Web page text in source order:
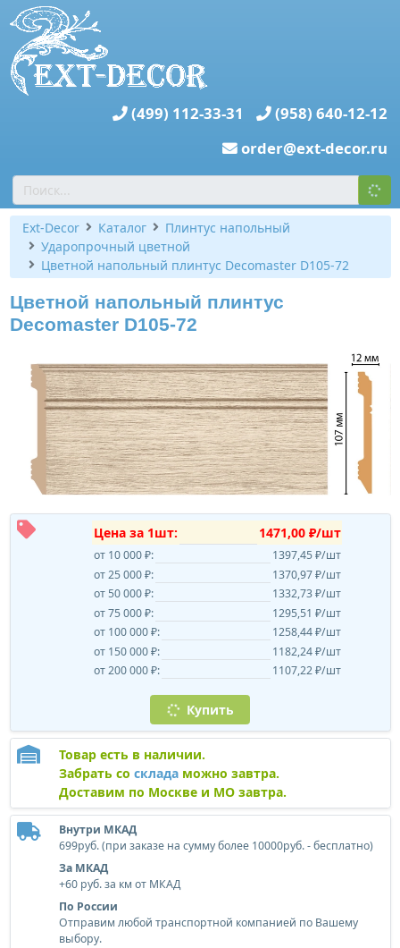
(499) 112-33-31
(958) 640-12-12
order@ext-decor.ru
Ext-Decor Каталог
Плинтус напольный
Ударопрочный цветной
Цветной напольный плинтус Decomaster D105-72
Цветной напольный плинтус
Decomaster D105-72
Цена за 1шт: 1471,00 ₽/шт
от 10 000 ₽:
1397,45 ₽/шт
от 25 000 ₽:
1370,97 ₽/шт
от 50 000 ₽:
1332,73 ₽/шт
от 75 000 ₽:
1295,51 ₽/шт
от 100 000 ₽:
1258,44 ₽/шт
от 150 000 ₽:
1182,24 ₽/шт
от 200 000 ₽:
1107,22 ₽/шт
Купить
Товар есть в наличии.
Забрать со складаможно завтра.
Доставим по Москве и МО завтра.
Внутри МКАД
699руб. (при заказе на сумму более 10000руб. - бесплатно)
За МКАД
+60 руб. за км от МКАД
По России
Отправим любой транспортной компанией по Вашему
выбору.